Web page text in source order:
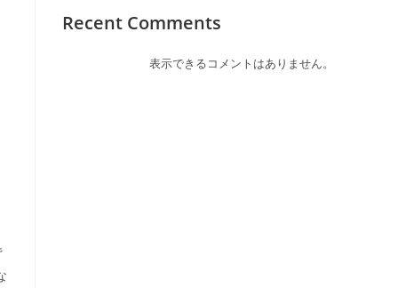
Recent Comments
表示できるコメントはありません。